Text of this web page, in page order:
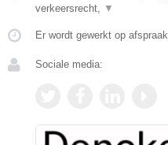
verkeersrecht, ▼
Er wordt gewerkt op
Sociale media: